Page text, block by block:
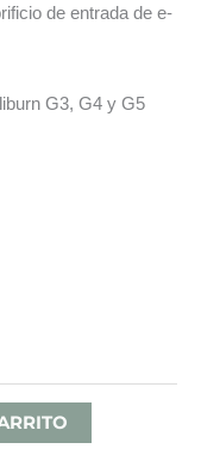
de entrada de e-
G3, G4 y G5